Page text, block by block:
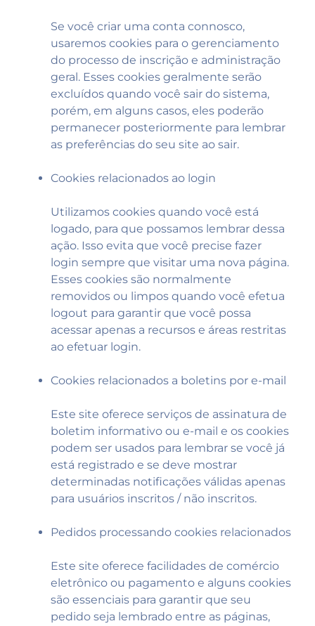
Se você criar uma conta connosco,
usaremos cookies para o gerenciamento
do processo de inscrição e administração
geral. Esses cookies geralmente serão
excluídos quando você sair do sistema,
porém, em alguns casos, eles poderão
permanecer posteriormente para lembrar
as preferências do seu site ao sair.
Cookies relacionados ao login
Utilizamos cookies quando você está
logado, para que possamos lembrar dessa
ação. Isso evita que você precise fazer
login sempre que visitar uma nova página.
Esses cookies são normalmente
removidos ou limpos quando você efetua
logout para garantir que você possa
acessar apenas a recursos e áreas restritas
ao efetuar login.
Cookies relacionados a boletins por e-mail
Este site oferece serviços de assinatura de
boletim informativo ou e-mail e os cookies
podem ser usados ​​para lembrar se você já
está registrado e se deve mostrar
determinadas notificações válidas apenas
para usuários inscritos / não inscritos.
Pedidos processando cookies relacionados
Este site oferece facilidades de comércio
eletrônico ou pagamento e alguns cookies
são essenciais para garantir que seu
pedido seja lembrado entre as páginas,